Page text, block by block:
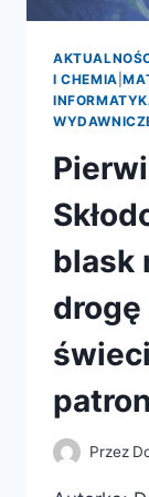
I CHEMIA |
blask
Przez